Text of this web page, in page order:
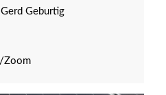
Geburtig
Zoom